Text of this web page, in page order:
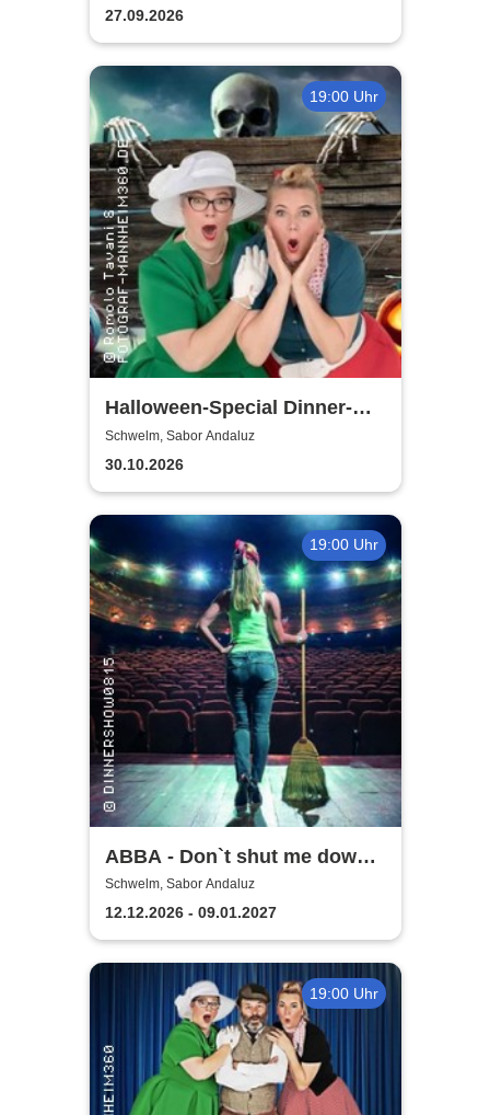
Buchenau Comedy Dinner
Tour
27.09.2026
19:00 Uhr
Halloween-Special Dinner-
Show | Ein Herz und eine
Tante
Schwelm, Sabor Andaluz
30.10.2026
19:00 Uhr
ABBA - Don`t shut me down |
Dinnermusical
Schwelm, Sabor Andaluz
12.12.2026 - 09.01.2027
19:00 Uhr